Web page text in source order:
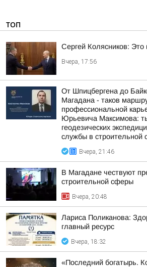
ТОП
Сергей Колясников:
Вчера, 17:56
От Шпицбергена до
Магадана - таков
профессиональной
Юрьевича Максимова:
геодезических
службы в строительной
Вчера, 21:46
В Магадане чествуют
строительной сферы
Вчера, 20:48
Лариса Поликанова:
главный ресурс
Вчера, 18:32
«Последний богатырь.